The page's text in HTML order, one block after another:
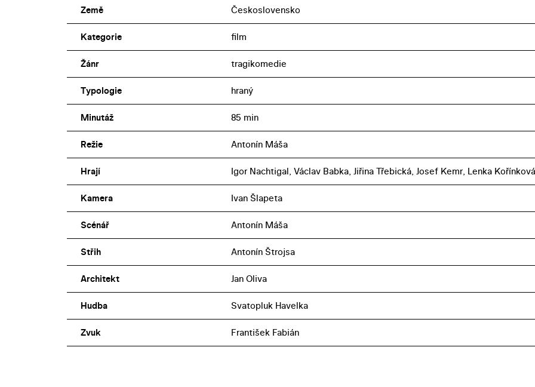
Země Československo
Kategorie film
Žánr tragikomedie
Typologie hraný
Minutáž 85 min
Režie Antonín Máša
Hrají Igor Nachtigal, Václav Babka, Jiřina Třebická, Josef Kemr, Lenka Kořínková
Kamera Ivan Šlapeta
Scénář Antonín Máša
Střih Antonín Štrojsa
Architekt Jan Oliva
Hudba Svatopluk Havelka
Zvuk František Fabián